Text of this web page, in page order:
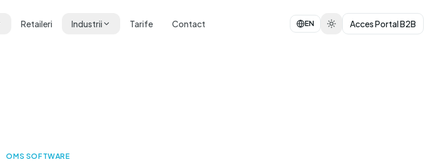
Retaileri Industrii Tarife Contact EN Acces Portal B2B
OMS SOFTWARE